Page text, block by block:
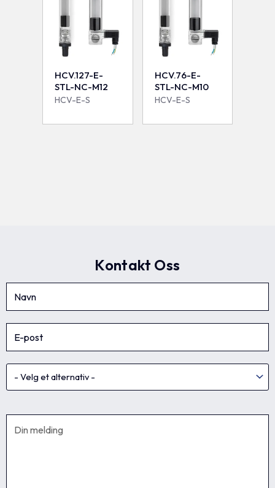
HCV.127-E-
STL-NC-M12
HCV-E-S
HCV.76-E-
STL-NC-M10
HCV-E-S
Kontakt Oss